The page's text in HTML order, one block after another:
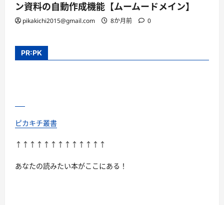
ン資料の自動作成機能【ムームードメイン】
pikakichi2015@gmail.com 8か月前 0
PR:PK
ピカキチ叢書
↑↑↑↑↑↑↑↑↑↑↑↑↑
あなたの読みたい本がここにある！